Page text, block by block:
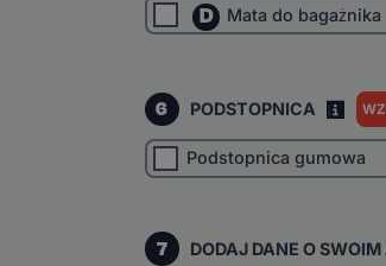
D Mata do bagażnika
6 PODSTOPNICA
Podstopnica gumowa
7 DODAJ DANE O